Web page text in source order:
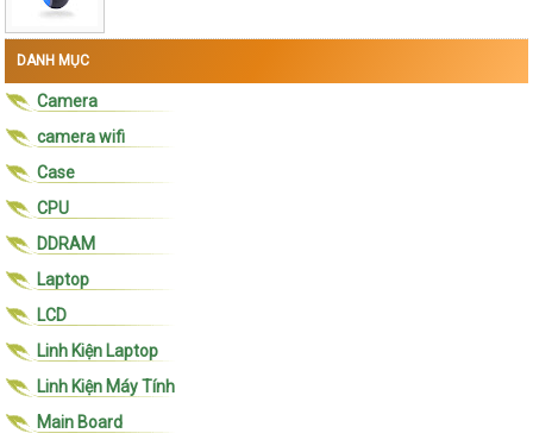
DANH MỤC
Camera
camera wifi
Case
CPU
DDRAM
Laptop
LCD
Linh Kiện Laptop
Linh Kiện Máy Tính
Main Board